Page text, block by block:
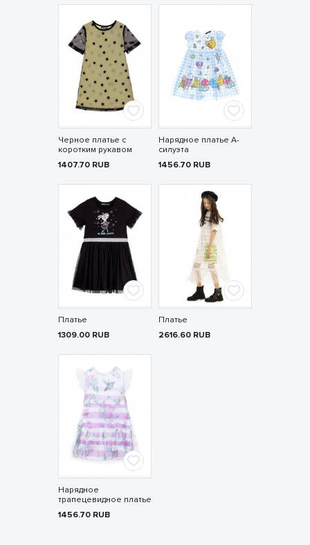
Черное платье с
коротким рукавом
1407.70 RUB
Нарядное платье А-
силуэта
1456.70 RUB
Платье
1309.00 RUB
Платье
2616.60 RUB
Нарядное
трапецевидное платье
1456.70 RUB